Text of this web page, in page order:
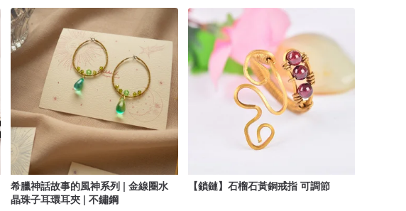
希臘神話故事的風神系列 | 金線圈水
晶珠子耳環耳夾 | 不鏽鋼
【鎖鏈】石榴石黃銅戒指 可調節